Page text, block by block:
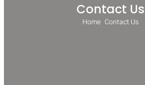
Contact Us
Home Contact Us